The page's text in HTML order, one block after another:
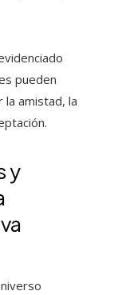
pueden
amistad, la
y